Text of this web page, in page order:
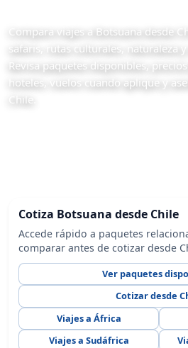
Compara viajes a Botsuana desde
safaris, rutas culturales, naturaleza
Revisa paquetes disponibles,
hoteles, vuelos cuando aplique y
Chile.
Cotiza Botsuana desde Chile
Accede rápido a paquetes
comparar antes de cotizar desde
Ver paquetes
Cotizar desde
Viajes a África
Viajes a Sudáfrica